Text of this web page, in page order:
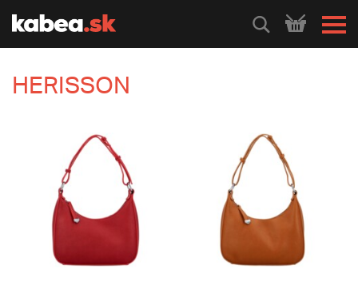
HLEDEJ
HERISSON